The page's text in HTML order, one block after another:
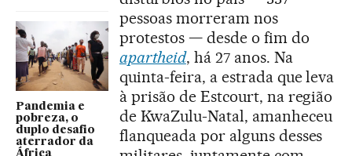
Pandemia e
pobreza, o
duplo desafio
aterrador da
África
pessoas morreram nos
protestos — desde o fim do
apartheid, há 27 anos. Na
quinta-feira, a estrada que leva
à prisão de Estcourt, na região
de KwaZulu-Natal, amanheceu
flanqueada por alguns desses